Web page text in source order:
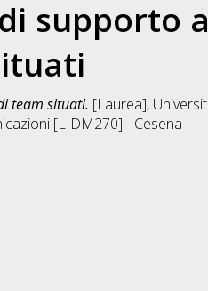
supporto
team situati. [Laurea],
[L-DM270] - Cesena